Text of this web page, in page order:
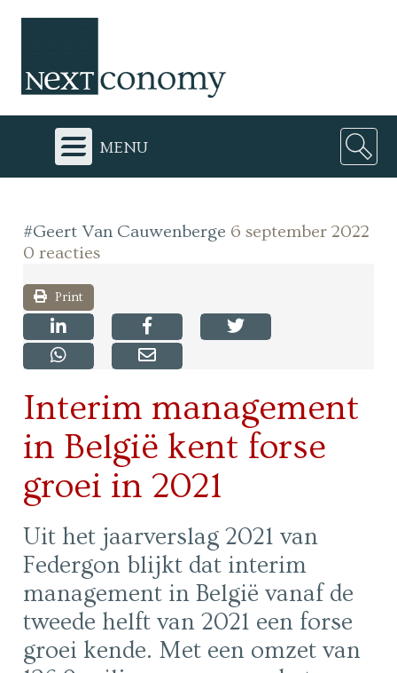
menu
#Geert Van Cauwenberge 6 september 2022
0 reacties
Print
Interim management
in België kent forse
groei in 2021
Uit het jaarverslag 2021 van
Federgon blijkt dat interim
management in België vanaf de
tweede helft van 2021 een forse
groei kende. Met een omzet van